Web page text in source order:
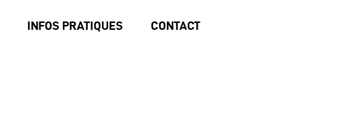
INFOS PRATIQUES CONTACT